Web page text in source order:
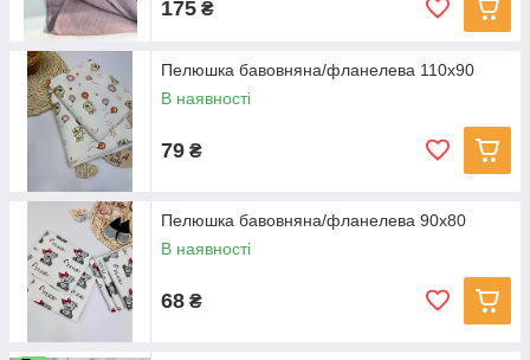
175 ₴
Пелюшка бавовняна/фланелева 110х90
В наявності
79 ₴
Пелюшка бавовняна/фланелева 90х80
В наявності
68 ₴